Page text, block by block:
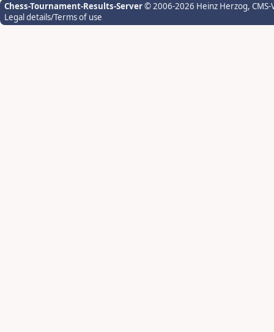
Chess-Tournament-Results-Server© 2006-2026 Heinz Herzog,
Legal details/Terms of use